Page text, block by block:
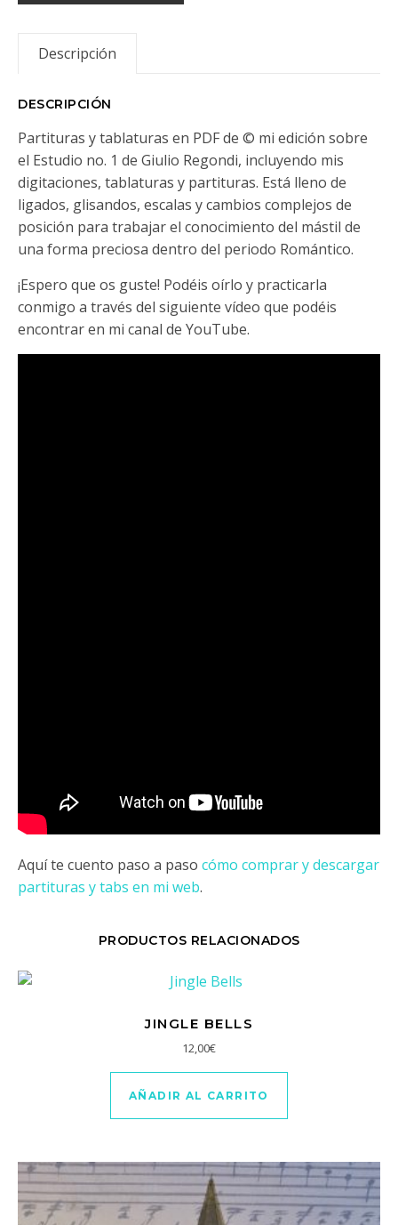
Descripción
DESCRIPCIÓN
Partituras y tablaturas en PDF de © mi edición sobre
el Estudio no. 1 de Giulio Regondi, incluyendo mis
digitaciones, tablaturas y partituras. Está lleno de
ligados, glisandos, escalas y cambios complejos de
posición para trabajar el conocimiento del mástil de
una forma preciosa dentro del periodo Romántico.
¡Espero que os guste! Podéis oírlo y practicarla
conmigo a través del siguiente vídeo que podéis
encontrar en mi canal de YouTube.
Aquí te cuento paso a paso cómo comprar y descargar
partituras y tabs en mi web.
PRODUCTOS RELACIONADOS
JINGLE BELLS
12,00€
AÑADIR AL CARRITO